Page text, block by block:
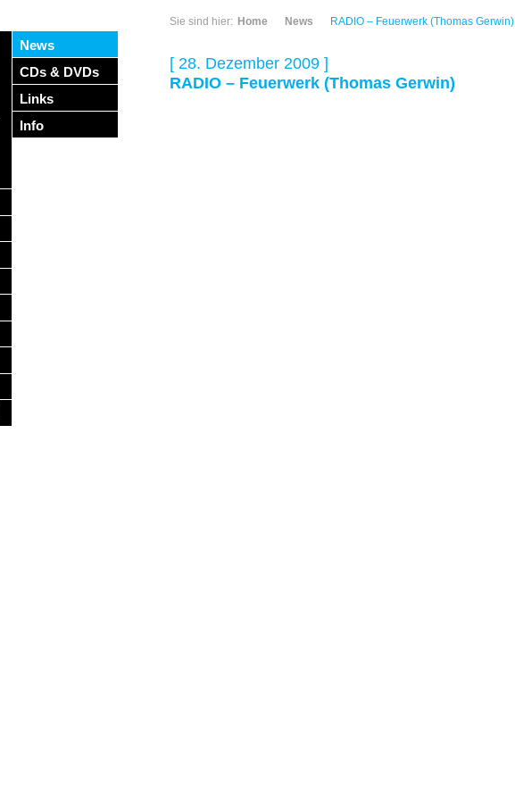
News
CDs & DVDs
Links
Info
Sie sind hier: Home News RADIO – Feuerwerk (Thomas Gerwin)
[ 28. Dezember 2009 ]
RADIO – Feuerwerk (Thomas Gerwin)